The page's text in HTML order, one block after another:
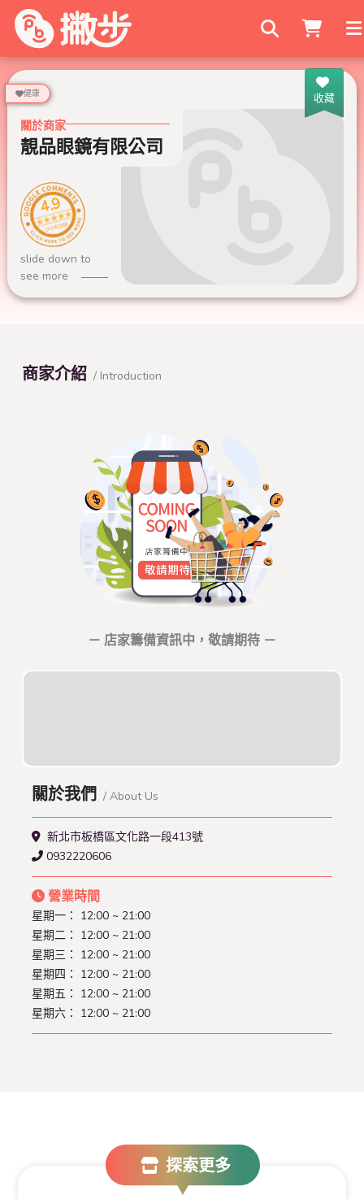
搜尋商家
收藏
健康
關於商家
靚品眼鏡有限公司
4.9
188 則評論
slide down to
see more
商家介紹 / Introduction
－ 店家籌備資訊中，敬請期待 －
關於我們 / About Us
新北市板橋區文化路一段413號
0932220606
營業時間
星期一： 12:00 ~ 21:00
星期二： 12:00 ~ 21:00
星期三： 12:00 ~ 21:00
星期四： 12:00 ~ 21:00
星期五： 12:00 ~ 21:00
星期六： 12:00 ~ 21:00
探索更多